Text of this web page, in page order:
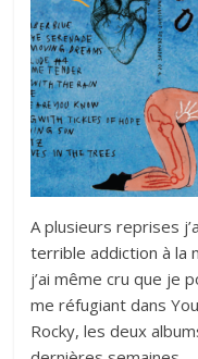
A plusieurs reprises
terrible addiction à la
j’ai même cru que je
me réfugiant dans
Rocky, les deux